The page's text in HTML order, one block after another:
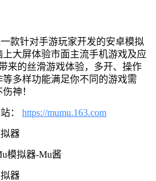
款针对手游玩家开发的安卓模拟
大屏体验市面主流手机游戏及应
来的丝滑游戏体验，多开、操作
多样功能满足你不同的游戏需
神！
： https://mumu.163.com
器
模拟器-Mu酱
器